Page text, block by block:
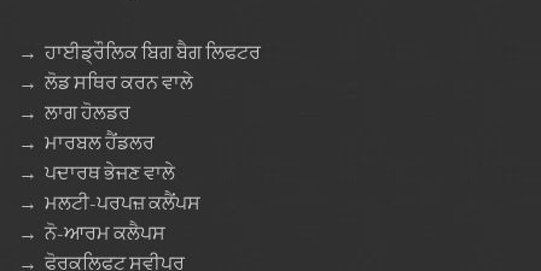
→ ਹਾਈਡ੍ਰੌਲਿਕ ਬਿਗ ਬੈਗ ਲਿਫਟਰ
→ ਲੋਡ ਸਥਿਰ ਕਰਨ ਵਾਲੇ
→ ਲਾਗ ਹੋਲਡਰ
→ ਮਾਰਬਲ ਹੈਂਡਲਰ
→ ਪਦਾਰਥ ਭੇਜਣ ਵਾਲੇ
→ ਮਲਟੀ-ਪਰਪਜ਼ ਕਲੈਂਪਸ
→ ਨੋ-ਆਰਮ ਕਲੈਪਸ
→ ਫੋਰਕਲਿਫਟ ਸਵੀਪਰ